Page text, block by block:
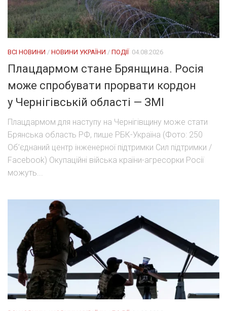
ВСІ НОВИНИ / НОВИНИ УКРАЇНИ / ПОДІЇ 04.08.2026
Плацдармом стане Брянщина. Росія
може спробувати прорвати кордон
у Чернігівській області — ЗМІ
Плацдармом для наступу на Чернігівщину може стати
Брянська область РФ, пише РБК-Україна (Фото: 250
Об’єднаний центр інженерної підтримки Сил підтримки /
Facebook) Окупаційні війська країни-агресорки Росії
можуть...